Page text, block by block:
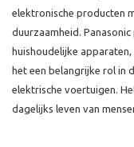
elektronische producten
duurzaamheid.
huishoudelijke
het een belangrijke rol in
elektrische voertuigen.
dagelijks leven van